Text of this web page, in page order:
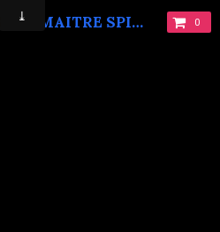
GRAND ET PUISSANT MAITRE SPIRITUEL MARABOUT VAUDOU KOKOUVI.TEL: +229 68619086. 0